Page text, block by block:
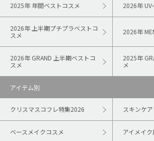
2025年 年間ベストコスメ 2026年
2026年 上半期プチプラベストコ
スメ
2026年
2026年 GRAND 上半期ベストコ
スメ
2025年
メ
アイテム別
クリスマスコフレ特集2026 スキンケ
ベースメイクコスメ アイメイ